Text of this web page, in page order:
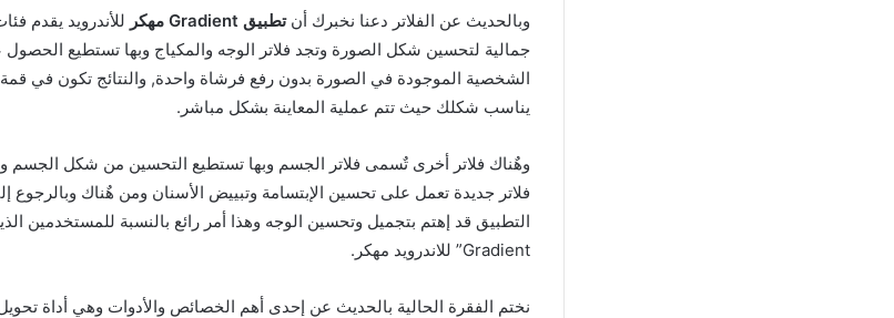
وبالحديث عن الفلاتر دعنا نخبرك أنتطبيق Gradient مهكر
للأندرويد يقدم
جمالية لتحسين شكل الصورة وتجد فلاتر الوجه والمكياج وبها تستطيع
الشخصية الموجودة في الصورة بدون رفع فرشاة واحدة, والنتائج تكون في قمة
يناسب شكلك حيث تتم عملية المعاينة بشكل مباشر.
وهٌناك فلاتر أخرى تٌسمى فلاتر الجسم وبها تستطيع التحسين من شكل الجسم
فلاتر جديدة تعمل على تحسين الإبتسامة وتبييض الأسنان ومن هٌناك وبالرجوع
التطبيق قد إهتم بتجميل وتحسين الوجه وهذا أمر رائع بالنسبة للمستخدمين
Gradient” للاندرويد مهكر.
نختم الفقرة الحالية بالحديث عن إحدى أهم الخصائص والأدوات وهي أداة تحويل